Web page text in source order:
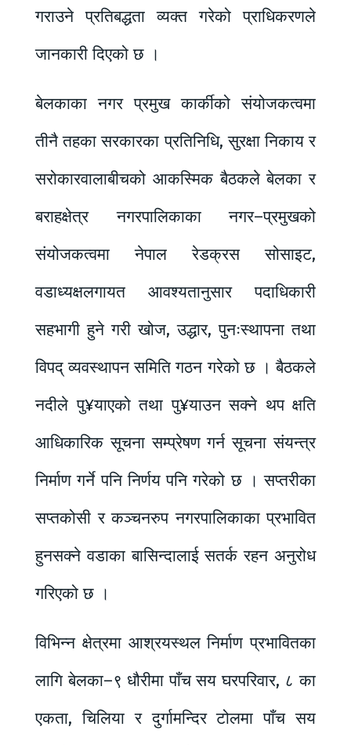
गराउने प्रतिबद्धता व्यक्त गरेको प्राधिकरणले
जानकारी दिएको छ ।
बेलकाका नगर प्रमुख कार्कीको संयोजकत्वमा
तीनै तहका सरकारका प्रतिनिधि, सुरक्षा निकाय र
सरोकारवालाबीचको आकस्मिक बैठकले बेलका र
बराहक्षेत्र नगरपालिकाका नगर–प्रमुखको
संयोजकत्वमा नेपाल रेडक्रस सोसाइट,
वडाध्यक्षलगायत आवश्यतानुसार पदाधिकारी
सहभागी हुने गरी खोज, उद्धार, पुनःस्थापना तथा
विपद् व्यवस्थापन समिति गठन गरेको छ । बैठकले
नदीले पु¥याएको तथा पु¥याउन सक्ने थप क्षति
आधिकारिक सूचना सम्प्रेषण गर्न सूचना संयन्त्र
निर्माण गर्ने पनि निर्णय पनि गरेको छ । सप्तरीका
सप्तकोसी र कञ्चनरुप नगरपालिकाका प्रभावित
हुनसक्ने वडाका बासिन्दालाई सतर्क रहन अनुरोध
गरिएको छ ।
विभिन्न क्षेत्रमा आश्रयस्थल निर्माण प्रभावितका
लागि बेलका–९ धौरीमा पाँच सय घरपरिवार, ८ का
एकता, चिलिया र दुर्गामन्दिर टोलमा पाँच सय